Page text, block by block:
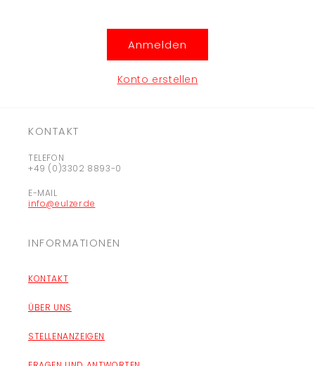
Anmelden
Konto erstellen
KONTAKT
TELEFON
+49 (0)3302 8893-0
E-MAIL
info@eulzer.de
INFORMATIONEN
KONTAKT
ÜBER UNS
STELLENANZEIGEN